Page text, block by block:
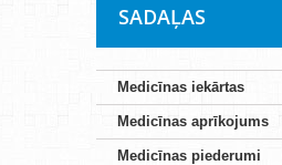
SADAĻAS
Medicīnas iekārtas
Medicīnas aprīkojums
Medicīnas piederumi